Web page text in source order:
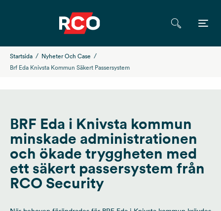
Startsida
Nyheter Och Case
Brf Eda Knivsta Kommun Säkert Passersystem
BRF Eda i Knivsta kommun
minskade administrationen
och ökade tryggheten med
ett säkert passersystem från
RCO Security